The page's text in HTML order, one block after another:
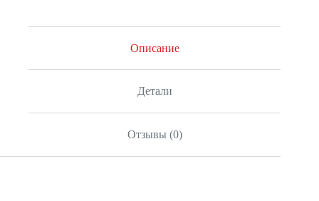
Описание
Детали
Отзывы (0)